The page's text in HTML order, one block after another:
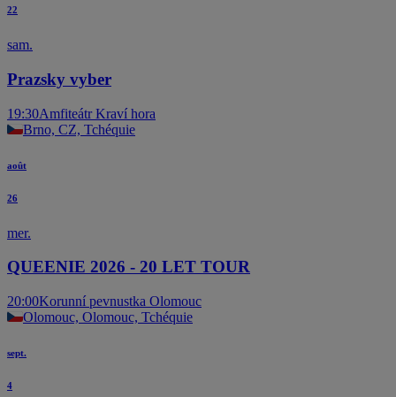
22
sam.
Prazsky vyber
19:30Amfiteátr Kraví hora
Brno, CZ, Tchéquie
août
26
mer.
QUEENIE 2026 - 20 LET TOUR
20:00Korunní pevnustka Olomouc
Olomouc, Olomouc, Tchéquie
sept.
4